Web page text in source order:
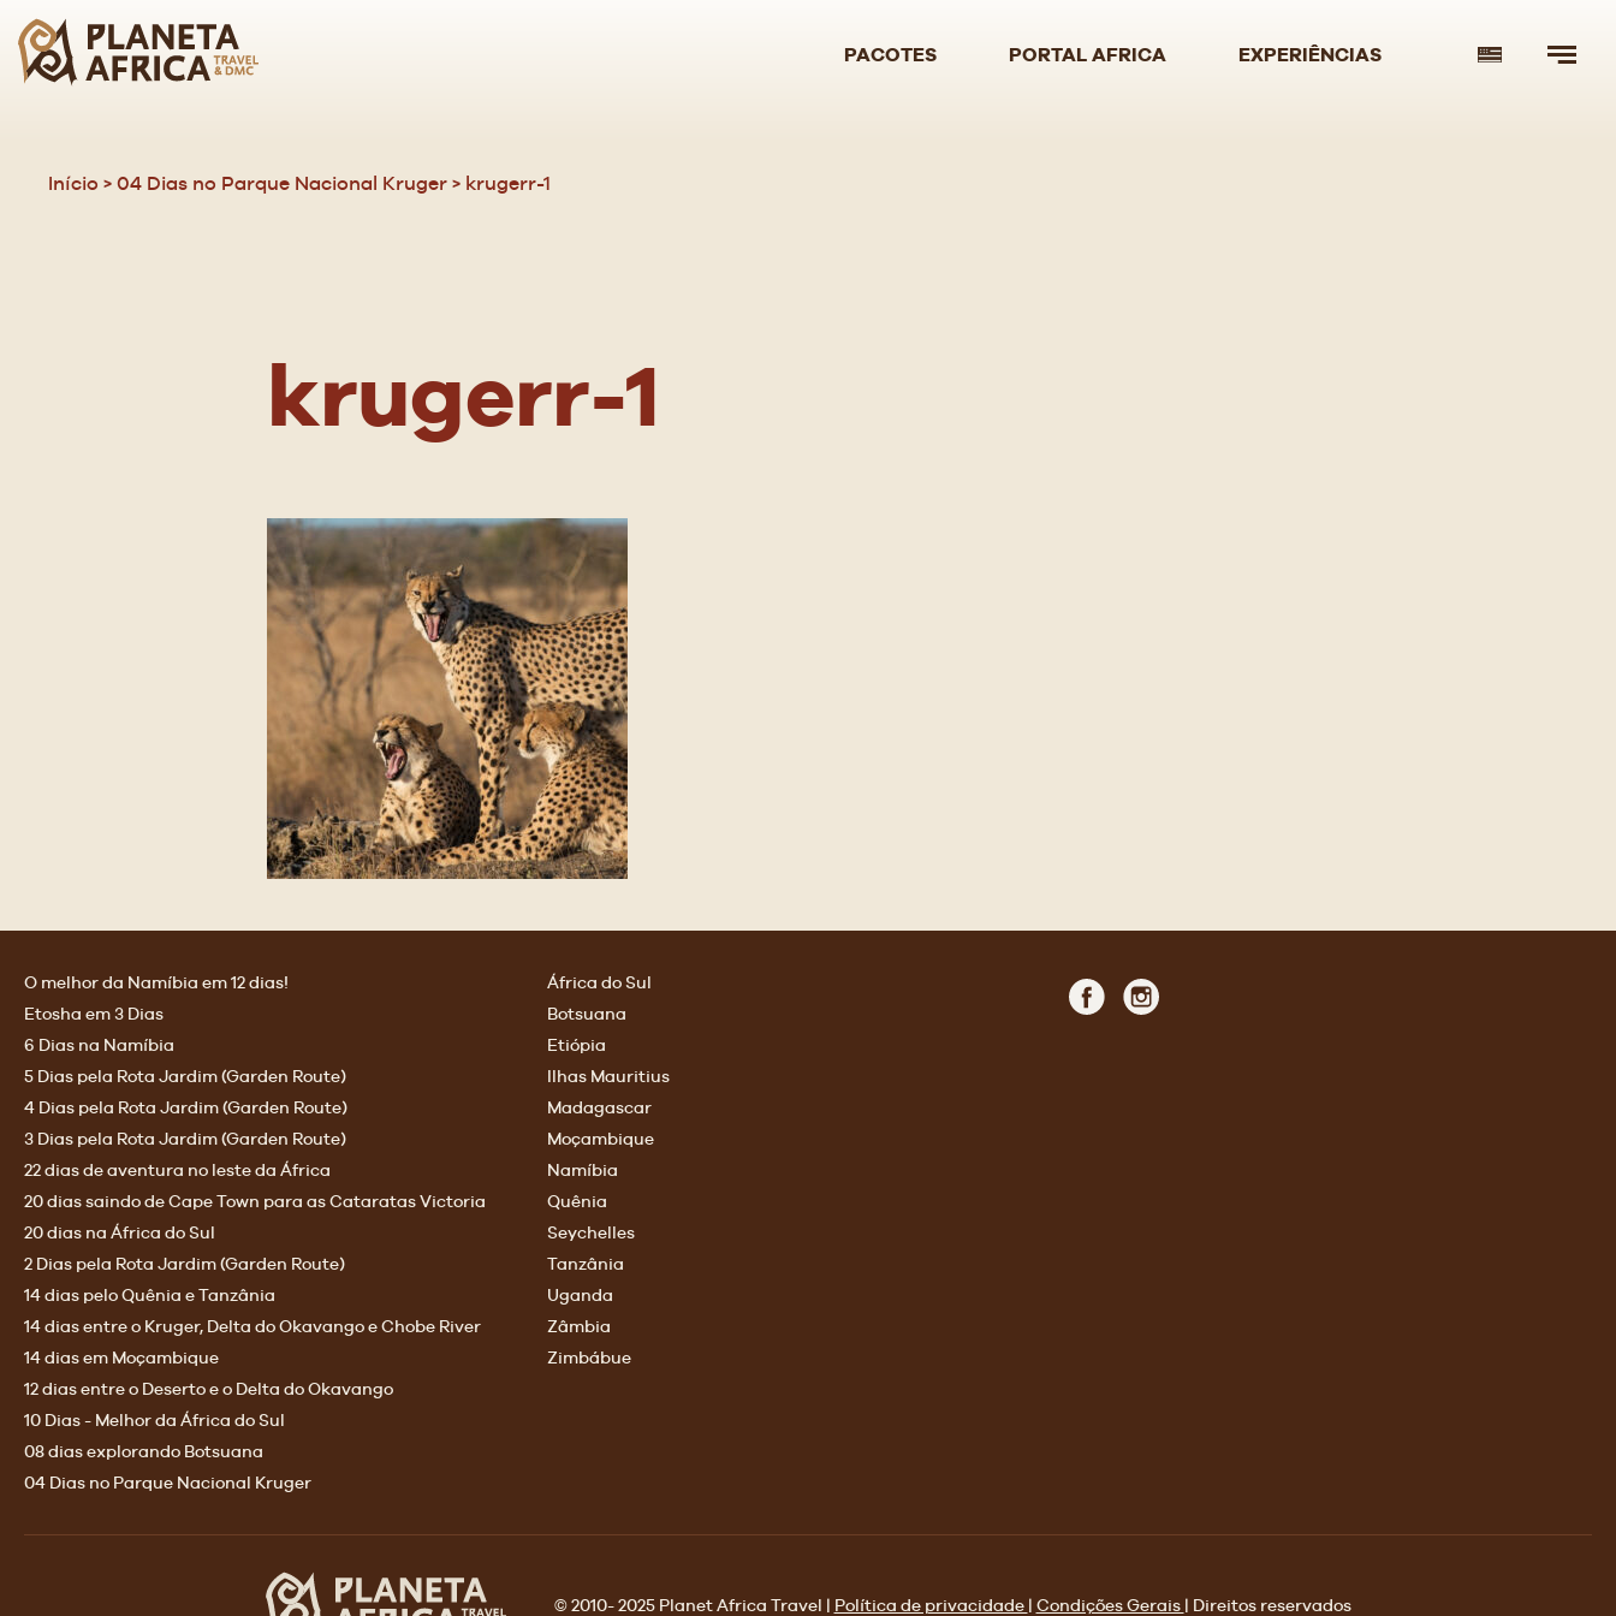
PACOTES PORTAL AFRICA EXPERIÊNCIAS
Início > 04 Dias no Parque Nacional Kruger > krugerr-1
krugerr-1
O melhor da Namíbia em 12 dias!
Etosha em 3 Dias
6 Dias na Namíbia
5 Dias pela Rota Jardim (Garden Route)
4 Dias pela Rota Jardim (Garden Route)
3 Dias pela Rota Jardim (Garden Route)
22 dias de aventura no leste da África
20 dias saindo de Cape Town para as Cataratas Victoria
20 dias na África do Sul
2 Dias pela Rota Jardim (Garden Route)
14 dias pelo Quênia e Tanzânia
14 dias entre o Kruger, Delta do Okavango e Chobe River
14 dias em Moçambique
12 dias entre o Deserto e o Delta do Okavango
10 Dias - Melhor da África do Sul
08 dias explorando Botsuana
04 Dias no Parque Nacional Kruger
África do Sul
Botsuana
Etiópia
Ilhas Mauritius
Madagascar
Moçambique
Namíbia
Quênia
Seychelles
Tanzânia
Uganda
Zâmbia
Zimbábue
© 2010- 2025 Planet Africa Travel | Política de privacidade | Condições Gerais | Direitos reservados